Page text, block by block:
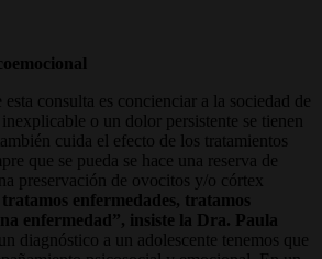
consulta es concienciar a la sociedad de
o un dolor persistente se tienen
cuida el efecto de los tratamientos
que se pueda se hace una reserva de
preservación de ovocitos y/o córtex
enfermedades, tratamos
enfermedad”, insiste la Dra. Paula
diagnóstico a un adolescente tenemos que